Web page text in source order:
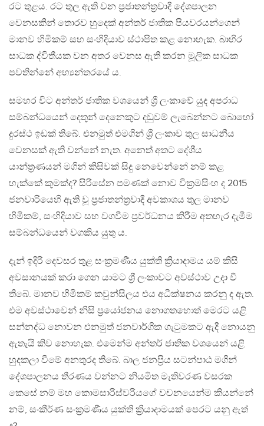
රට තුළය. රට තුල ඇති වන ප්‍රජාතන්ත්‍රවාදී දේශපාලන
වෙනසකින් තොරව හුදෙක් අන්තර් ජාතික පියවරයන්ගෙන්
මානව හිමිකම් සහ සංහිදියාව ස්ථාපිත කළ නොහැක. බාහිර
සාධක ද්විතීයක වන අතර වෙනස ඇති කරන මූලික සාධක
පවතින්නේ අභ්‍යන්තරයේ ය‍.
සමහර විට අන්තර් ජාතික වශයෙන් ශ්‍රී ලංකාවේ යුද අපරාධ
සම්බන්ධයෙන් දෙතුන් දෙනෙකුට දඩුවම් ලැබෙන්නට බොහෝ
දුරස්ථ ඉඩක් තිබේ. එනමුත් එමගින් ශ්‍රී ලංකාව තුල සාධනීය
වෙනසක් ඇති වන්නේ නැත. අනෙත් අතට දේශීය
යාන්ත්‍රණයන් මගින් කිසිවක් සිදු නෙවෙන්නේ නම් කළ
හැක්කේ කුමක්ද? සිරිසේන පමණක් නොව වික්‍රමසිංහ ද 2015
ජනවාරියෙහි ඇති වූ ප්‍රජාතන්ත්‍රවාදී අවකාශය තුල මානව
හිමිකම්, සංහිදියාව සහ වගවීම ප්‍රවර්ධනය කිරීම අතහැර දැමීම
සම්බන්ධයෙන් වගකිය යුතු ය.
දැන් ඉදිරි දෙවසර තුළ සංක්‍රමණීය යුක්ති ක්‍රියාදාමය යම් කිසි
අවසානයක් කරා ගෙන යාමට ශ්‍රී ලංකාවට අවස්ථාව උදා වී
තිබේ. මානව හිමිකම් කවුන්සිලය එය අධීක්ෂනය කරනු ද ඇත.
එම අවස්ථාවෙන් නිසි ප්‍රයෝජනය නොගතහොත් මෙරට යළි
සන්නද්ධ නොවන එනමුත් ජනවාර්ගික ගැටුමකට ඇදී නොයනු
ඇතැයි කිව නොහැක. එමෙන්ම අන්තර් ජාතික වශයෙන් යළි
හුදකලා වීමේ අනතුරද තිබේ. බාල ජනප්‍රිය සටන්පාඨ මගින්
දේශපාලනය තීරණය වන්නට නියමිත මැතිවරණ වසරක
කෙසේ නම් මහ කොමසාරිස්වරියගේ වචනයෙන්ම කියන්නේ
නම්, සංකීර්ණ සංක්‍රමණීය යුක්ති ක්‍රියාදාමයක් පෙරට යනු ඇත්